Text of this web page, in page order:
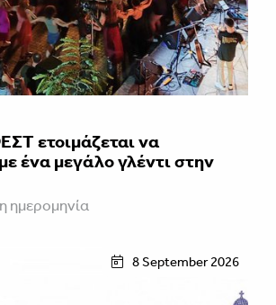
ετοιμάζεται να
ένα μεγάλο γλέντι στην
ημερομηνία
8 September 2026